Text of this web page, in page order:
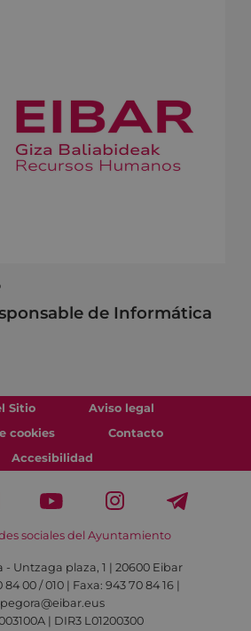
de Informática
Sitio
Aviso legal
cookies
Contacto
Accesibilidad
sociales del Ayuntamiento
- Untzaga plaza, 1 | 20600 Eibar
84 00 / 010 | Faxa: 943 70 84 16 |
pegora@eibar.eus
| DIR3 L01200300